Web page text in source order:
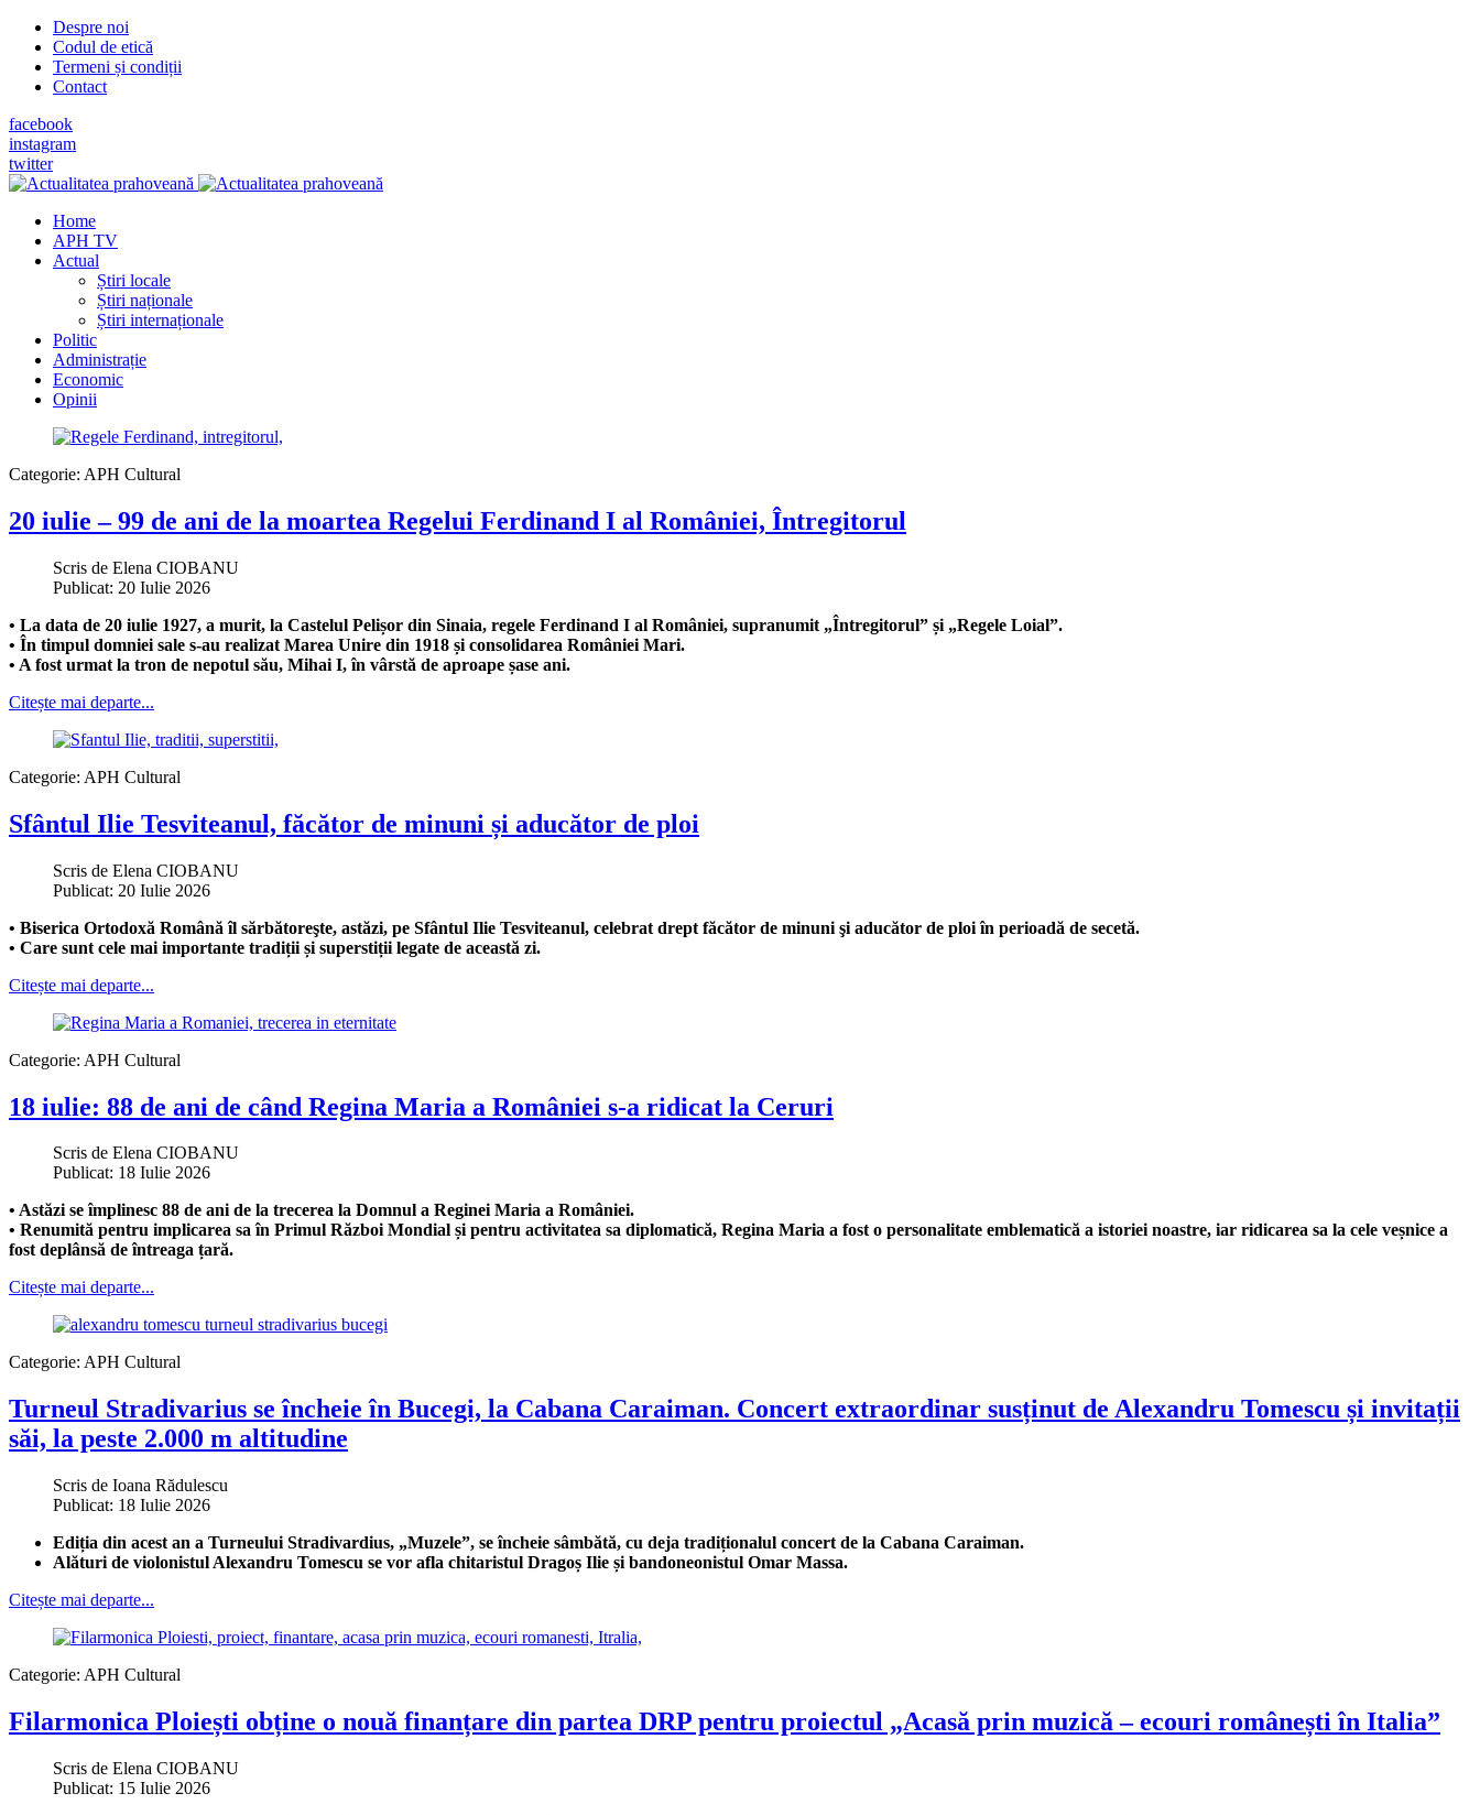
Despre noi
Codul de etică
Termeni și condiții
Contact
facebook
instagram
twitter
Home
APH TV
Actual
Știri locale
Știri naționale
Știri internaționale
Politic
Administrație
Economic
Opinii
Categorie: APH Cultural
20 iulie – 99 de ani de la moartea Regelui Ferdinand I al României, Întregitorul
Scris de Elena CIOBANU
Publicat: 20 Iulie 2026
• La data de 20 iulie 1927, a murit, la Castelul Pelișor din Sinaia, regele Ferdinand I al României, supranumit „Întregitorul” și „Regele Loial”.
• În timpul domniei sale s-au realizat Marea Unire din 1918 și consolidarea României Mari.
• A fost urmat la tron de nepotul său, Mihai I, în vârstă de aproape șase ani.
Citește mai departe...
Categorie: APH Cultural
Sfântul Ilie Tesviteanul, făcător de minuni și aducător de ploi
Scris de Elena CIOBANU
Publicat: 20 Iulie 2026
• Biserica Ortodoxă Română îl sărbătoreşte, astăzi, pe Sfântul Ilie Tesviteanul, celebrat drept făcător de minuni şi aducător de ploi în perioadă de secetă.
• Care sunt cele mai importante tradiții și superstiții legate de această zi.
Citește mai departe...
Categorie: APH Cultural
18 iulie: 88 de ani de când Regina Maria a României s-a ridicat la Ceruri
Scris de Elena CIOBANU
Publicat: 18 Iulie 2026
• Astăzi se împlinesc 88 de ani de la trecerea la Domnul a Reginei Maria a României.
• Renumită pentru implicarea sa în Primul Război Mondial și pentru activitatea sa diplomatică, Regina Maria a fost o personalitate emblematică a istoriei noastre, iar ridicarea sa la cele veșnice a
fost deplânsă de întreaga țară.
Citește mai departe...
Categorie: APH Cultural
Turneul Stradivarius se încheie în Bucegi, la Cabana Caraiman. Concert extraordinar susținut de Alexandru Tomescu și invitații
săi, la peste 2.000 m altitudine
Scris de Ioana Rădulescu
Publicat: 18 Iulie 2026
Ediția din acest an a Turneului Stradivardius, „Muzele”, se încheie sâmbătă, cu deja tradiționalul concert de la Cabana Caraiman.
Alături de violonistul Alexandru Tomescu se vor afla chitaristul Dragoș Ilie și bandoneonistul Omar Massa.
Citește mai departe...
Categorie: APH Cultural
Filarmonica Ploiești obține o nouă finanțare din partea DRP pentru proiectul „Acasă prin muzică – ecouri românești în Italia”
Scris de Elena CIOBANU
Publicat: 15 Iulie 2026